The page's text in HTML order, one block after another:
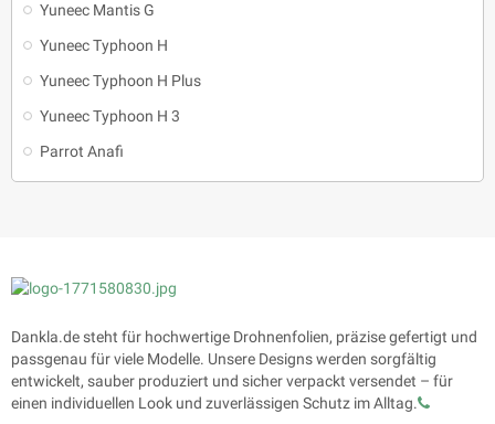
Yuneec Mantis G
Yuneec Typhoon H
Yuneec Typhoon H Plus
Yuneec Typhoon H 3
Parrot Anafi
Dankla.de steht für hochwertige Drohnenfolien, präzise gefertigt und
passgenau für viele Modelle. Unsere Designs werden sorgfältig
entwickelt, sauber produziert und sicher verpackt versendet – für
einen individuellen Look und zuverlässigen Schutz im Alltag.